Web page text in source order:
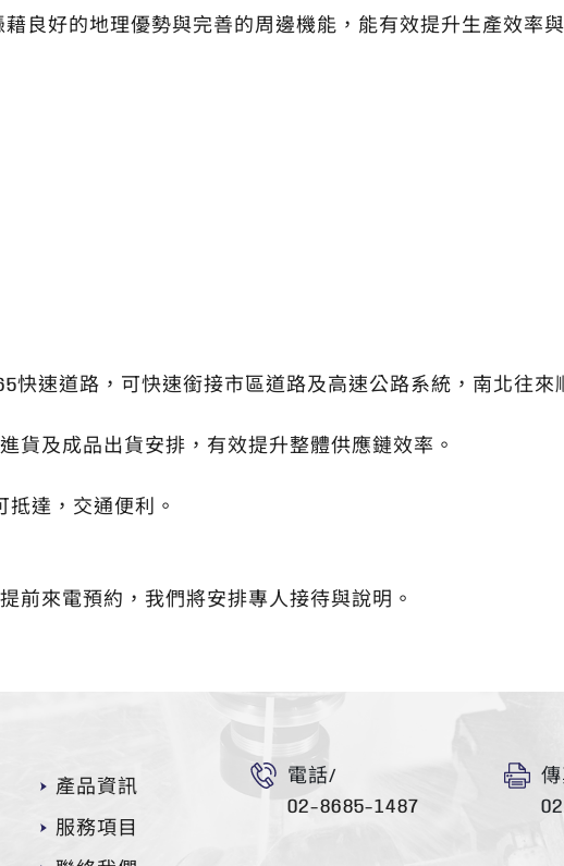
良好的地理優勢與完善的周邊機能，能有效提升生產效率
快速道路，可快速銜接市區道路及高速公路系統，南北往來
貨及成品出貨安排，有效提升整體供應鏈效率。
達，交通便利。
前來電預約，我們將安排專人接待與說明。
產品資訊
服務項目
電話/
02-8685-1487